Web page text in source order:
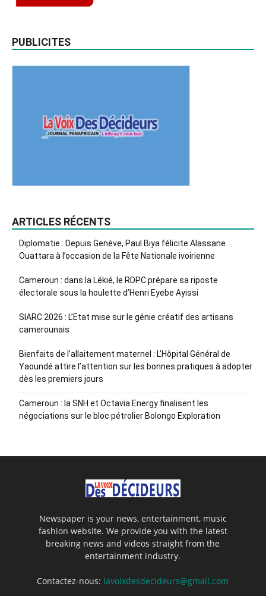
PUBLICITES
ARTICLES RÉCENTS
Diplomatie : Depuis Genève, Paul Biya félicite Alassane
Ouattara à l’occasion de la Fête Nationale ivoirienne
Cameroun : dans la Lékié, le RDPC prépare sa riposte
électorale sous la houlette d’Henri Eyebe Ayissi
SIARC 2026 : L’Etat mise sur le génie créatif des artisans
camerounais
Bienfaits de l’allaitement maternel : L’Hôpital Général de
Yaoundé attire l’attention sur les bonnes pratiques à adopter
dès les premiers jours
Cameroun : la SNH et Octavia Energy finalisent les
négociations sur le bloc pétrolier Bolongo Exploration
Newspaper is your news, entertainment, music
fashion website. We provide you with the latest
breaking news and videos straight from the
entertainment industry.
Contactez-nous: lavoixdesdecideurs@gmail.com